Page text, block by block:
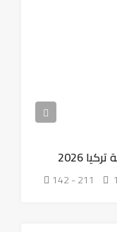
2026
142 - 211